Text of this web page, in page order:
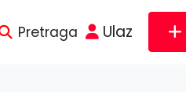
Pretraga Ulaz